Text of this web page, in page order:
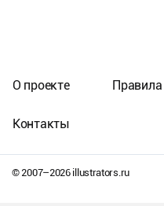
© 2007–2026illustrators.ru
О проекте Правила
Контакты